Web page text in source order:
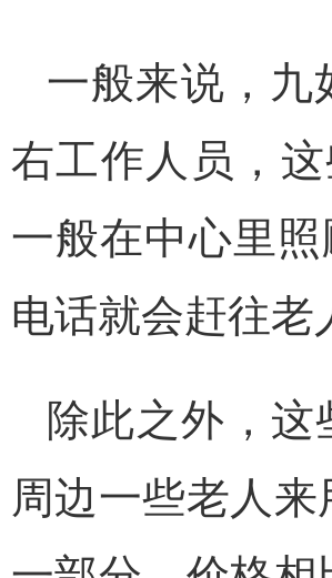
一般来说，
右工作人员，
一般在中心里
电话就会赶往老
除此之外，
周边一些老人